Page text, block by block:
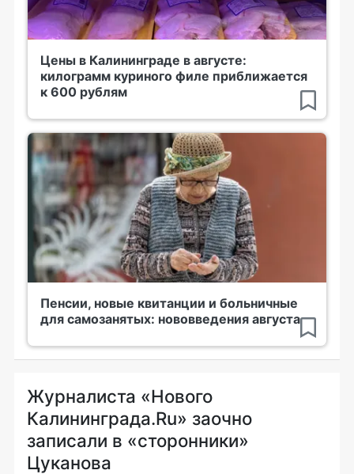
Цены в Калининграде в августе:
килограмм куриного филе приближается
к 600 рублям
Пенсии, новые квитанции и больничные
для самозанятых: нововведения августа
Журналиста «Нового
Калининграда.Ru» заочно
записали в «сторонники»
Цуканова